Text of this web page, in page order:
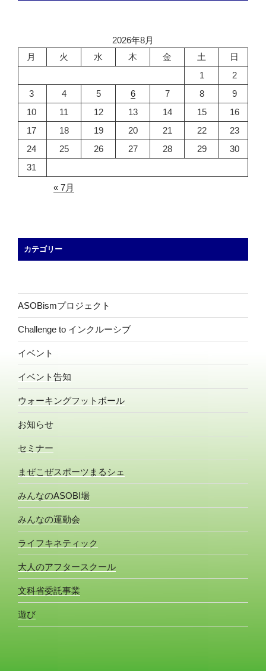
2026年8月
月
火 水 木 金 土
日
1
2
3
4 5 6 7 8
9
10
11 12 13 14 15
16
17
18 19 20 21 22
23
24
25 26 27 28 29
30
31
« 7月
カテゴリー
ASOBismプロジェクト
Challenge to インクルーシブ
イベント
イベント告知
ウォーキングフットボール
お知らせ
セミナー
まぜこぜスポーツまるシェ
みんなのASOBI場
みんなの運動会
ライフキネティック
大人のアフタースクール
文科省委託事業
遊び